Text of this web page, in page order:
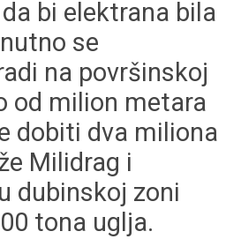
bi elektrana bila
se
na površinskoj
od milion metara
dobiti dva miliona
Milidrag i
dubinskoj zoni
tona uglja.